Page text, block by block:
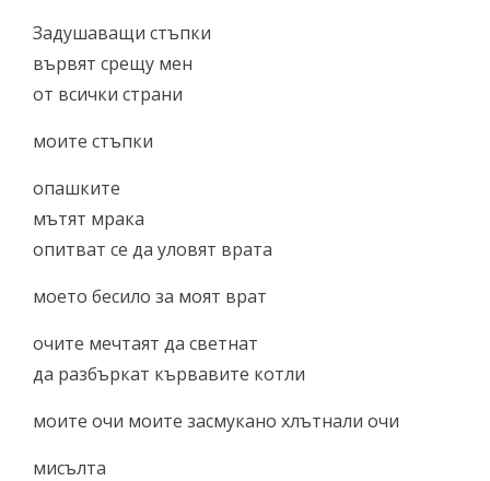
Задушаващи стъпки
вървят срещу мен
от всички страни
моите стъпки
опашките
мътят мрака
опитват се да уловят врата
моето бесило за моят врат
очите мечтаят да светнат
да разбъркат кървавите котли
моите очи моите засмукано хлътнали очи
мисълта